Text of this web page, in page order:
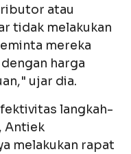
atau
tidak melakukan
mereka
harga
ujar dia.
langkah-
Antiek
melakukan rapat